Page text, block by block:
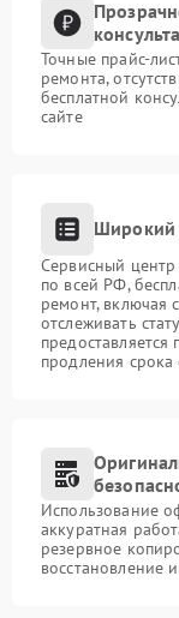
Точные прайс-
ремонта,
бесплатной
сайте
Широкий
Сервисный центр
по всей РФ,
ремонт, включая
отслеживать
продления
Использование
аккуратная
резервное
восстановление